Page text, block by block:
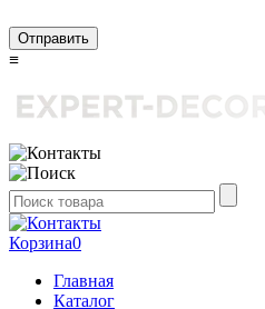
Отправить
≡
Корзина0
Главная
Каталог